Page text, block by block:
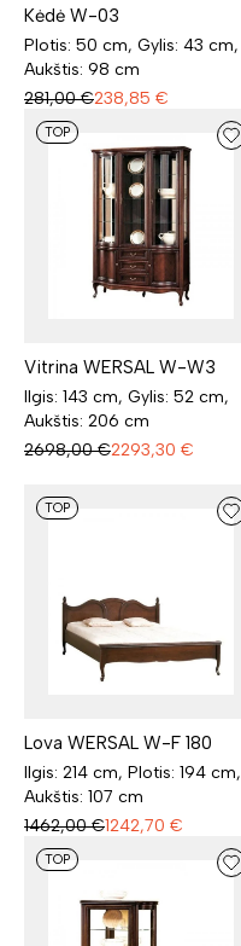
Kėdė W-03
Plotis: 50 cm, Gylis: 43 cm,
Aukštis: 98 cm
281,00 €238,85 €
TOP
Vitrina WERSAL W-W3
Ilgis: 143 cm, Gylis: 52 cm,
Aukštis: 206 cm
2698,00 €2293,30 €
TOP
Lova WERSAL W-F 180
Ilgis: 214 cm, Plotis: 194 cm,
Aukštis: 107 cm
1462,00 €1242,70 €
TOP